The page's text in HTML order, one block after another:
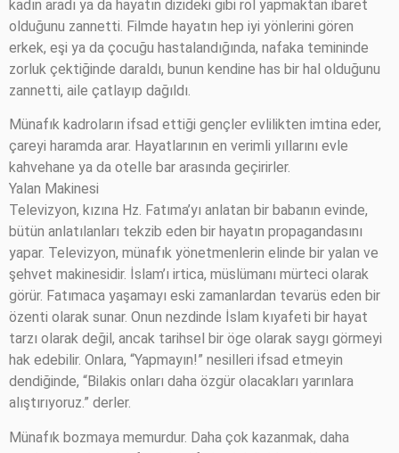
kadın aradı ya da hayatın dizideki gibi rol yapmaktan ibaret
olduğunu zannetti. Filmde hayatın hep iyi yönlerini gören
erkek, eşi ya da çocuğu hastalandığında, nafaka temininde
zorluk çektiğinde daraldı, bunun kendine has bir hal olduğunu
zannetti, aile çatlayıp dağıldı.
Münafık kadroların ifsad ettiği gençler evlilikten imtina eder,
çareyi haramda arar. Hayatlarının en verimli yıllarını evle
kahvehane ya da otelle bar arasında geçirirler.
Yalan Makinesi
Televizyon, kızına Hz. Fatıma’yı anlatan bir babanın evinde,
bütün anlatılanları tekzib eden bir hayatın propagandasını
yapar. Televizyon, münafık yönetmenlerin elinde bir yalan ve
şehvet makinesidir. İslam’ı irtica, müslümanı mürteci olarak
görür. Fatımaca yaşamayı eski zamanlardan tevarüs eden bir
özenti olarak sunar. Onun nezdinde İslam kıyafeti bir hayat
tarzı olarak değil, ancak tarihsel bir öge olarak saygı görmeyi
hak edebilir. Onlara, “Yapmayın!” nesilleri ifsad etmeyin
dendiğinde, “Bilakis onları daha özgür olacakları yarınlara
alıştırıyoruz.” derler.
Münafık bozmaya memurdur. Daha çok kazanmak, daha